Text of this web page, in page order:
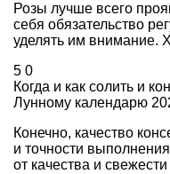
Розы лучше всего
себя обязательство
уделять им внимание.
5 0
Когда и как солить и
Лунному календарю
Конечно, качество
и точности
от качества и